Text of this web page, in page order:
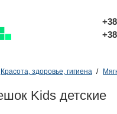
Красота, здоровье, гигиена
Kids детские